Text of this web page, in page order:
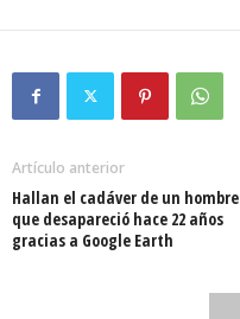
Artículo anterior
Hallan el cadáver de un hombre
que desapareció hace 22 años
gracias a Google Earth